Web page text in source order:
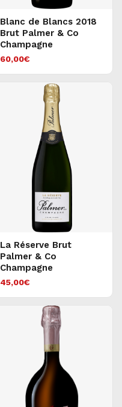
Blanc de Blancs 2018
Brut Palmer & Co
Champagne
60,00€
La Réserve Brut
Palmer & Co
Champagne
45,00€